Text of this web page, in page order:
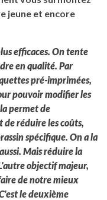
jeune et encore
efficaces. On tente
en qualité. Par
pré-imprimées,
pouvoir modifier les
permet de
réduire les coûts,
spécifique. On a la
Mais réduire la
objectif majeur,
de notre mieux
le deuxième